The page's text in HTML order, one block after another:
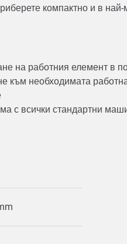
компактно и в
на работния елемент в
към необходимата
с всички стандартни